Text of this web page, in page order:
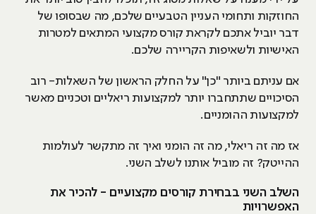
החוזקות ותחומי העניין הטבעיים שלכם, מה שבסופו של
דבר יוביל אתכם לקראת קורס מקצועי המתאים למטרות
האישיות ולשאיפות הקריירה שלכם.
אם עניתם ביותר "כן" על החלק הראשון של השאלות- רוב
הסיכויים שתתחברו יותר למקצועות ריאליים וטכניים מאשר
למקצועות ההומניים.
אז מה זה ריאלי, מה זה הומני ואיך זה מתקשר לעולמות
ההייטק? זה מוביל אותנו לשלב השני.
השלב השני בבחירת קורסים מקצועיים - להכיר את
האפשרויות